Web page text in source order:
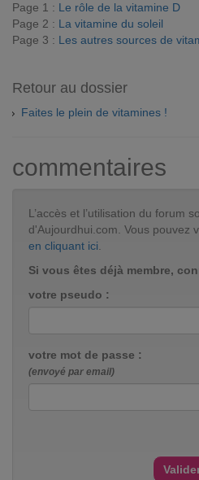
Page 1 : Le rôle de la vitamine D
Page 2 : La vitamine du soleil
Page 3 : Les autres sources de
Retour au dossier
Faites le plein de vitamines !
commentaires
L’accès et l’utilisation du forum
d'Aujourdhui.com. Vous pouvez
en cliquant ici.
Si vous êtes déjà membre,
votre pseudo :
votre mot de passe :
(envoyé par email)